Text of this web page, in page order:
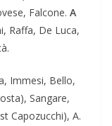
Falcone. A
Raffa, De Luca,
Immesi, Bello,
Sangare,
Capozucchi), A.